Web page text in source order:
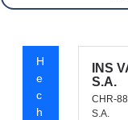
H
e
c
h
INS
S.A.
CHR-
S.A.